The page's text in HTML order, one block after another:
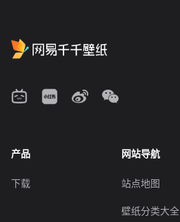
产品
下载
网站导航
站点地图
壁纸分类大全